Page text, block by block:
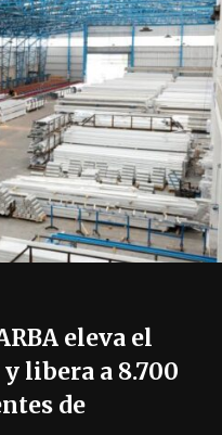
eleva el
libera a 8.700
de